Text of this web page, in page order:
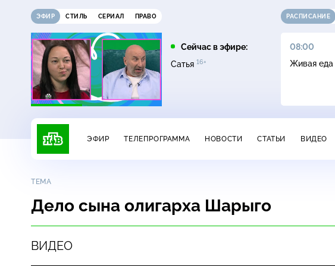
ЭФИР СТИЛЬ СЕРИАЛ ПРАВО
Сейчас в эфире:
Сатья 16+
РАСПИСАНИЕ
07:00
Сегодня
07:20
Главная дорога
08:00
Живая еда
ЭФИР ТЕЛЕПРОГРАММА НОВОСТИ СТАТЬИ ВИДЕО
ТЕМА
Дело сына олигарха Шарыго
ВИДЕО